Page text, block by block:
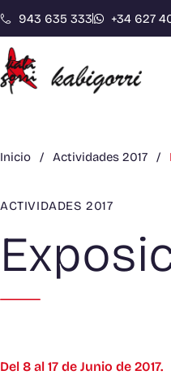
943 635 333 +34 627
Inicio / Actividades 2017 /
ACTIVIDADES 2017
Del 8 al 17 de Junio de 2017.